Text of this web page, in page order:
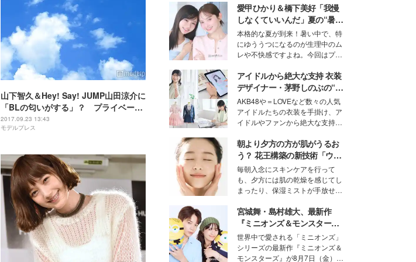
山下智久＆Hey! Say! JUMP山田涼介に
「BLの匂いがする」？ プライベート
エピソード明かす
2017.09.23 13:43
モデルプレス
愛甲ひかり＆橋下美好「我慢
しなくていいんだ」夏の“暑さ
対策”の新しい選択肢とは？
本格的な夏が到来！暑い中で、特
にゆううつになるのが生理中のム
レや不快感ですよね。今回はプラ
モデル・愛甲ひかりさんと橋下美
好さんを迎えて本音で女子会トー
ク。猛暑のお出かけを快適に過ご
すヒントや、2人が感動した夏の
生理の新常識にも迫りました。
アイドルから絶大な支持 衣装
デザイナー・茅野しのぶの“可
愛い”を作る美学＜「シチズン
クロスシー」インタビュー＞
AKB48や＝LOVEなど数々の人気
アイドルたちの衣装を手掛け、ア
イドルやファンから絶大な支持を
取締役兼クリエイティブディレク
ター・茅野しのぶ。一人ひとりの
個性に寄り添い、魅力を引き出す
衣装作りは、多くの女性たちに勇
気と自信を与え続けている。
朝より夕方の方が肌がうるお
う？ 花王構築の新技術「ウォ
ーターキャプチャリングスキ
ン（捕水肌）」がスキンケア
の常識を変える予感
毎朝入念にスキンケアを行って
も、夕方には肌の乾燥を感じてし
まったり、保湿ミストが手放せな
な美容の常識を大きく変える可能
性を秘めた、革新的な「Water
Capturing Skin（ウォーターキャ
プチャリングスキン：捕水肌）」
技術を、花王が構築した。
宮城舞・島村雄大、最新作
『ミニオンズ＆モンスター
ズ』の魅力熱弁 ハチャメチャ
だけじゃない“友情と絆”に感
動
世界中で愛される「ミニオンズ」
シリーズの最新作『ミニオンズ＆
モンスターズ』が8月7日（金）に